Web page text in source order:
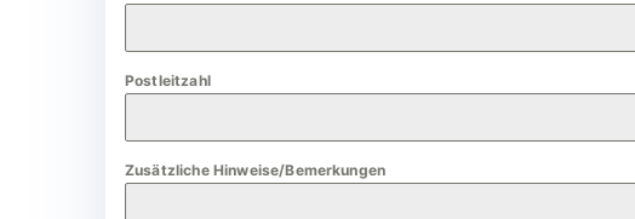
+
9
Postleitzahl
Zusätzliche Hinweise/Bemerkungen